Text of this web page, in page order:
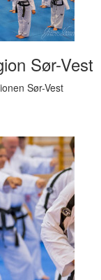
Sør-Vest
Sør-Vest